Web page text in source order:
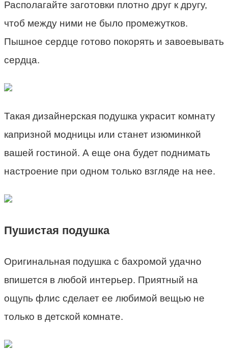
Располагайте заготовки плотно друг к другу,
чтоб между ними не было промежутков.
Пышное сердце готово покорять и завоевывать
сердца.
Такая дизайнерская подушка украсит комнату
капризной модницы или станет изюминкой
вашей гостиной. А еще она будет поднимать
настроение при одном только взгляде на нее.
Пушистая подушка
Оригинальная подушка с бахромой удачно
впишется в любой интерьер. Приятный на
ощупь флис сделает ее любимой вещью не
только в детской комнате.